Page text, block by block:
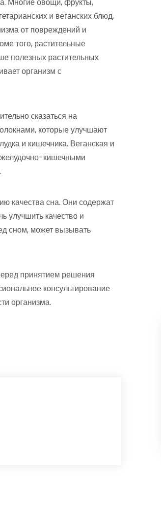
и веганских блюд,
от повреждений и
того, растительные
полезных растительных
организм с
сказаться на
которые улучшают
и кишечника. Веганская и
желудочно-кишечными
качества сна. Они содержат
улучшить качество и
сном, может вызывать
принятием решения
консультирование
организма.